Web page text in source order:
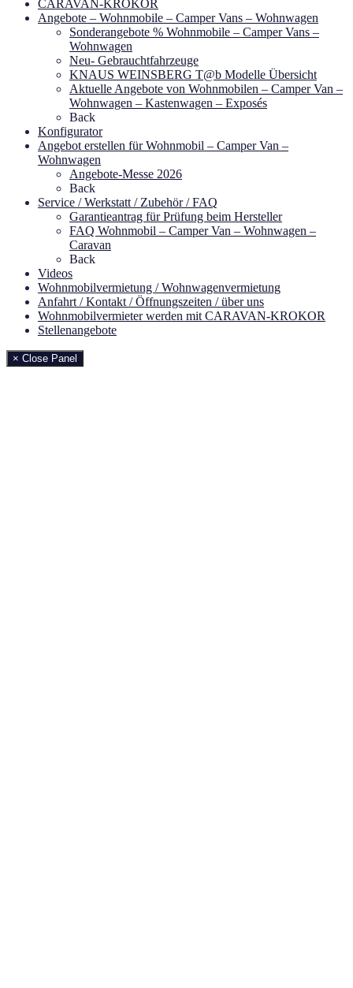
CARAVAN-KROKOR
Angebote – Wohnmobile – Camper Vans – Wohnwagen
Sonderangebote % Wohnmobile – Camper Vans –
Wohnwagen
Neu- Gebrauchtfahrzeuge
KNAUS WEINSBERG T@b Modelle Übersicht
Aktuelle Angebote von Wohnmobilen – Camper Van –
Wohnwagen – Kastenwagen – Exposés
Back
Konfigurator
Angebot erstellen für Wohnmobil – Camper Van –
Wohnwagen
Angebote-Messe 2026
Back
Service / Werkstatt / Zubehör / FAQ
Garantieantrag für Prüfung beim Hersteller
FAQ Wohnmobil – Camper Van – Wohnwagen –
Caravan
Back
Videos
Wohnmobilvermietung / Wohnwagenvermietung
Anfahrt / Kontakt / Öffnungszeiten / über uns
Wohnmobilvermieter werden mit CARAVAN-KROKOR
Stellenangebote
× Close Panel